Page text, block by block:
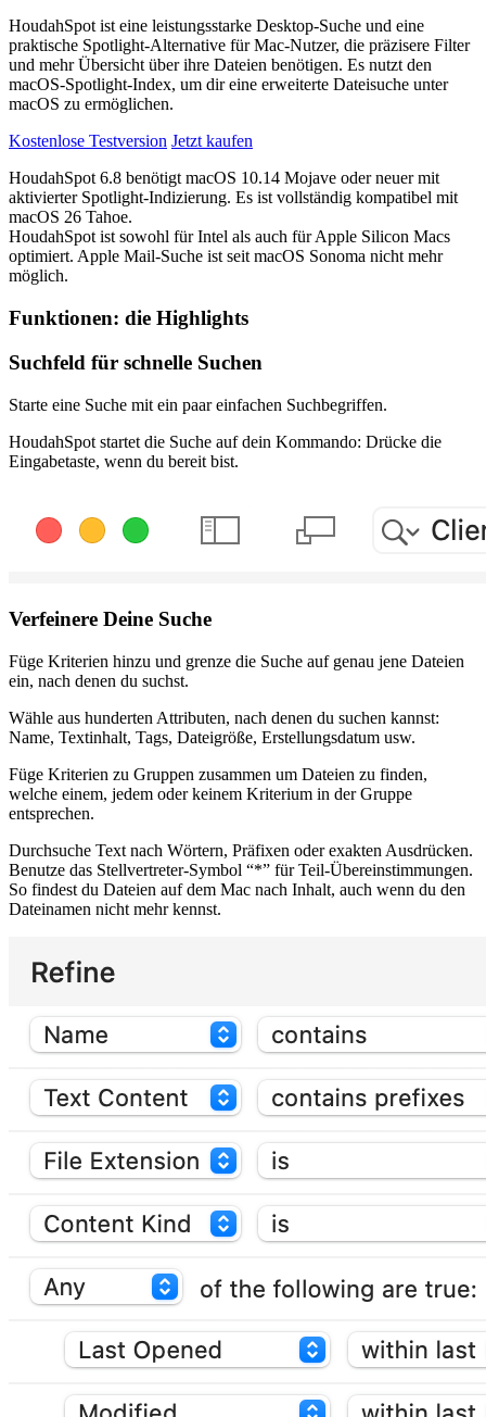
HoudahSpot ist eine leistungsstarke Desktop-Suche und eine
praktische Spotlight-Alternative für Mac-Nutzer, die präzisere Filter
und mehr Übersicht über ihre Dateien benötigen. Es nutzt den
macOS-Spotlight-Index, um dir eine erweiterte Dateisuche unter
macOS zu ermöglichen.
Kostenlose Testversion Jetzt kaufen
HoudahSpot 6.8 benötigt macOS 10.14 Mojave oder neuer mit
aktivierter Spotlight-Indizierung. Es ist vollständig kompatibel mit
macOS 26 Tahoe.
HoudahSpot ist sowohl für Intel als auch für Apple Silicon Macs
optimiert. Apple Mail-Suche ist seit macOS Sonoma nicht mehr
möglich.
Funktionen: die Highlights
Suchfeld für schnelle Suchen
Starte eine Suche mit ein paar einfachen Suchbegriffen.
HoudahSpot startet die Suche auf dein Kommando: Drücke die
Eingabetaste, wenn du bereit bist.
Verfeinere Deine Suche
Füge Kriterien hinzu und grenze die Suche auf genau jene Dateien
ein, nach denen du suchst.
Wähle aus hunderten Attributen, nach denen du suchen kannst:
Name, Textinhalt, Tags, Dateigröße, Erstellungsdatum usw.
Füge Kriterien zu Gruppen zusammen um Dateien zu finden,
welche einem, jedem oder keinem Kriterium in der Gruppe
entsprechen.
Durchsuche Text nach Wörtern, Präfixen oder exakten Ausdrücken.
Benutze das Stellvertreter-Symbol “*” für Teil-Übereinstimmungen.
So findest du Dateien auf dem Mac nach Inhalt, auch wenn du den
Dateinamen nicht mehr kennst.